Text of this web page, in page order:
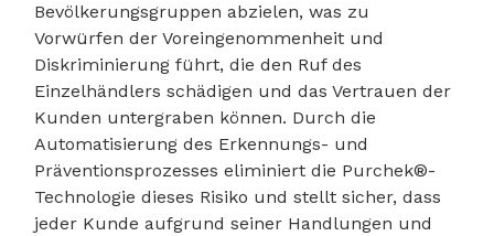
Bevölkerungsgruppen abzielen, was zu
Vorwürfen der Voreingenommenheit und
Diskriminierung führt, die den Ruf des
Einzelhändlers schädigen und das Vertrauen der
Kunden untergraben können. Durch die
Automatisierung des Erkennungs- und
Präventionsprozesses eliminiert die Purchek®-
Technologie dieses Risiko und stellt sicher, dass
jeder Kunde aufgrund seiner Handlungen und